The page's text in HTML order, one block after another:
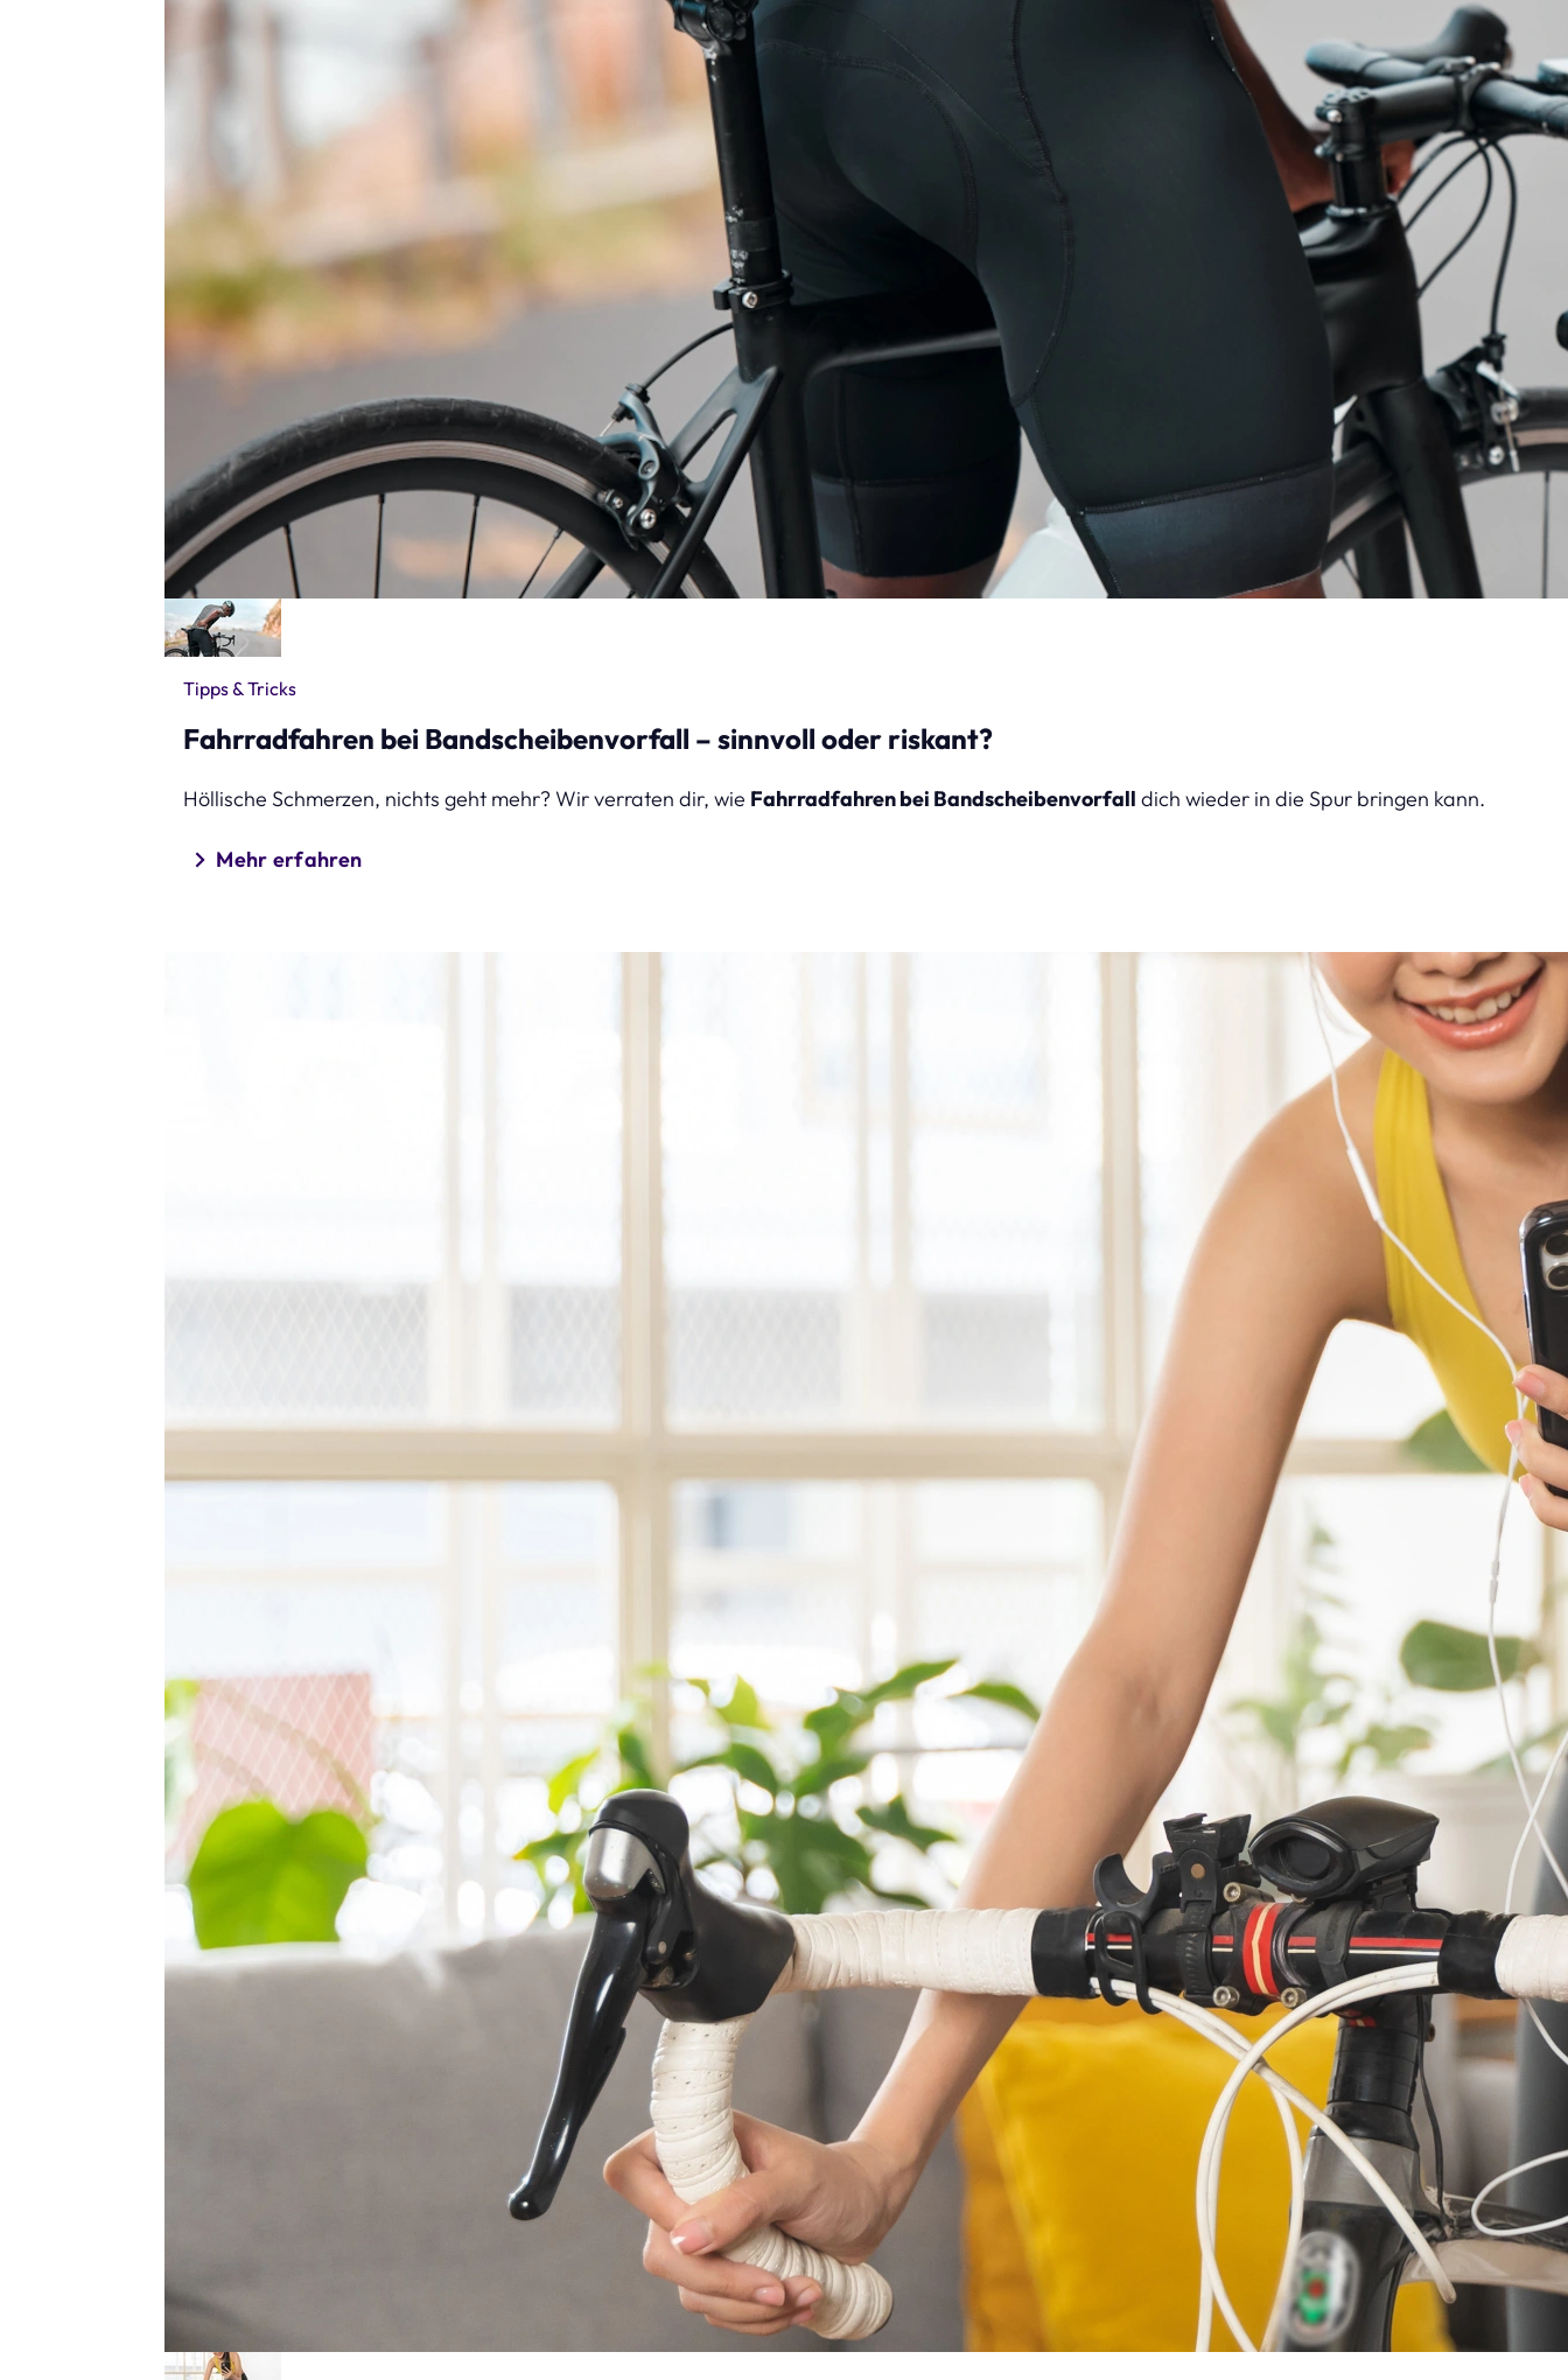
Tipps & Tricks
Fahrradfahren bei Bandscheibenvorfall – sinnvoll oder riskant?
Höllische Schmerzen, nichts geht mehr? Wir verraten dir, wie Fahrradfahren bei Bandscheibenvorfall dich wieder in die Spur bringen kann.
Mehr erfahren